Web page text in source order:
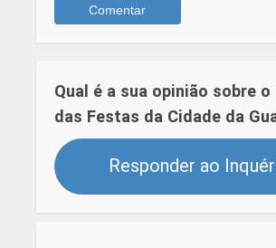
Qual é a sua opinião sobre
das Festas da Cidade da
Responder ao